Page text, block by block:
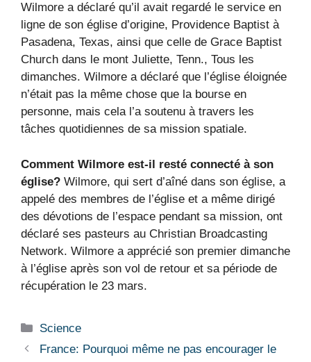
Wilmore a déclaré qu’il avait regardé le service en
ligne de son église d’origine, Providence Baptist à
Pasadena, Texas, ainsi que celle de Grace Baptist
Church dans le mont Juliette, Tenn., Tous les
dimanches. Wilmore a déclaré que l’église éloignée
n’était pas la même chose que la bourse en
personne, mais cela l’a soutenu à travers les
tâches quotidiennes de sa mission spatiale.
Comment Wilmore est-il resté connecté à son
église? Wilmore, qui sert d’aîné dans son église, a
appelé des membres de l’église et a même dirigé
des dévotions de l’espace pendant sa mission, ont
déclaré ses pasteurs au Christian Broadcasting
Network. Wilmore a apprécié son premier dimanche
à l’église après son vol de retour et sa période de
récupération le 23 mars.
Catégories
Science
France: Pourquoi même ne pas encourager le